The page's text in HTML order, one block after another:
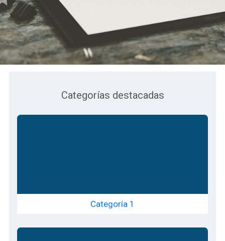
Categorías destacadas
Categoría 1